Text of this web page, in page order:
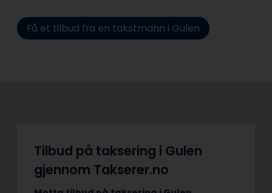
Få et tilbud fra en takstmann i Gulen
Tilbud på taksering i Gulen
gjennom Takserer.no